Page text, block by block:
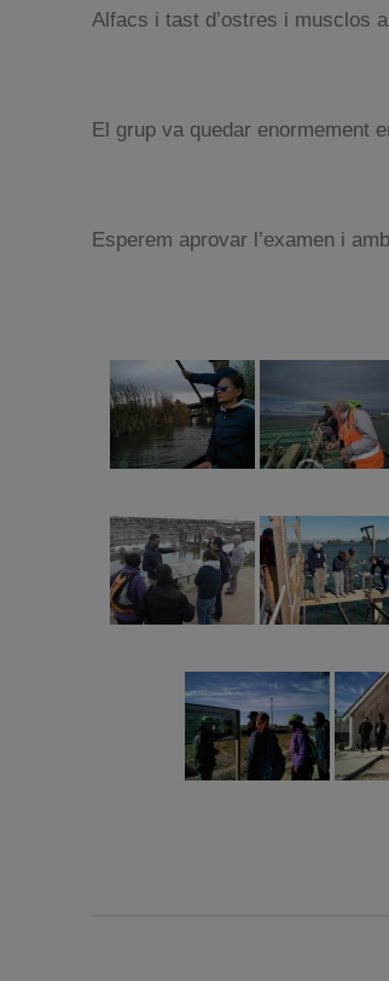
Alfacs i tast d’ostres i musclos
El grup va quedar enormement
Esperem aprovar l’examen i